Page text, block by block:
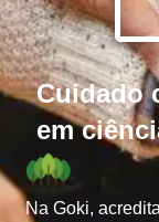
Cuidado
em
Na Goki,